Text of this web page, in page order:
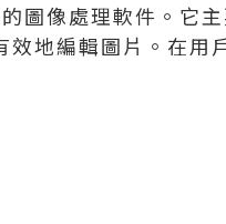
像處理軟件。它主
地編輯圖片。在用